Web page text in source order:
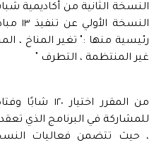
رئيسية منها :" تغير المناخ ،
غير المنتظمة ، التطرف "
من المقرر
للمشاركة في البرنامج الذي
، حيث تتضمن فعاليات